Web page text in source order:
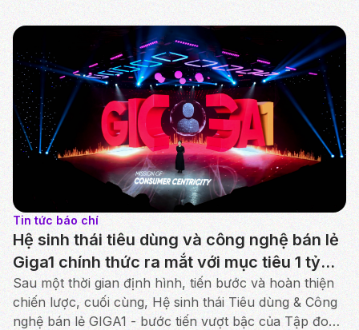
Tin tức báo chí
Hệ sinh thái tiêu dùng và công nghệ bán lẻ
Giga1 chính thức ra mắt với mục tiêu 1 tỷ
USD GMV trong năm 2021
Sau một thời gian định hình, tiến bước và hoàn thiện
chiến lược, cuối cùng, Hệ sinh thái Tiêu dùng & Công
nghệ bán lẻ GIGA1 - bước tiến vượt bậc của Tập đoàn